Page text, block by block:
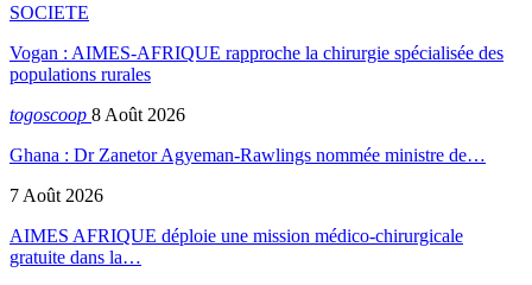
SOCIETE
Vogan : AIMES-AFRIQUE rapproche la chirurgie spécialisée des
populations rurales
togoscoop 8 Août 2026
Ghana : Dr Zanetor Agyeman-Rawlings nommée ministre de…
7 Août 2026
AIMES AFRIQUE déploie une mission médico-chirurgicale
gratuite dans la…